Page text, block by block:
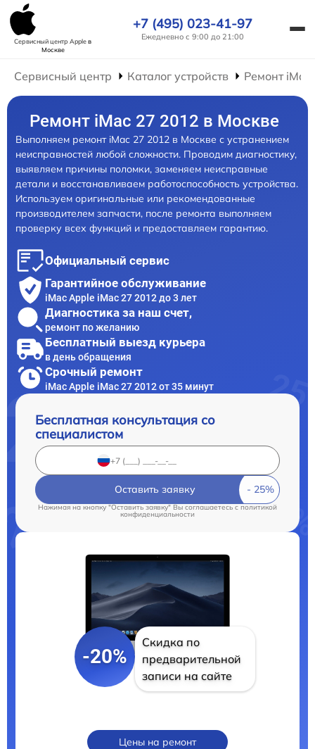
Сервисный центр Appleв
Москве
+7 (495) 023-41-97
Ежедневно с 9:00 до 21:00
Сервисный центр Каталог устройств Ремонт iMac
Ремонт iMac 27 2012 в Москве
Выполняем ремонт iMac 27 2012 в Москве с устранением
неисправностей любой сложности. Проводим диагностику,
выявляем причины поломки, заменяем неисправные
детали и восстанавливаем работоспособность устройства.
Используем оригинальные или рекомендованные
производителем запчасти, после ремонта выполняем
проверку всех функций и предоставляем гарантию.
Официальный сервис
Гарантийное обслуживание
iMac Apple iMac 27 2012 до 3 лет
Диагностика за наш счет,
ремонт по желанию
Бесплатный выезд курьера
в день обращения
Срочный ремонт
iMac Apple iMac 27 2012 от 35 минут
Бесплатная консультация со
специалистом
Оставить заявку
Нажимая на кнопку "Оставить заявку" Вы соглашаетесь cполитикой
конфиденциальности
-20%
Скидка по
предварительной
записи на сайте
Цены на ремонт